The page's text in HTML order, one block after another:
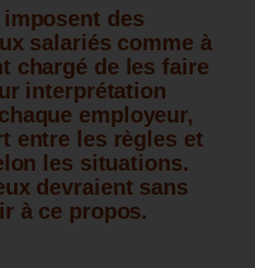
des
salariés comme à
chargé de les faire
interprétation
employeur,
entre les règles et
les situations.
devraient sans
à ce propos.